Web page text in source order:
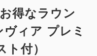
得なラウン
ィア プレミ
付）